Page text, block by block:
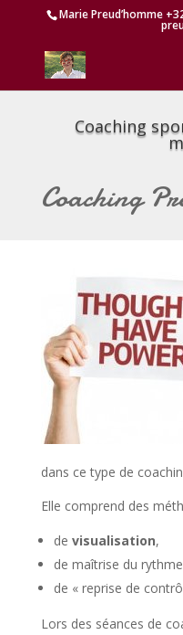
Marie Preud’homme
Coaching
Coaching
dans ce type de
Elle comprend des
de visualisation,
de maîtrise du
de « reprise de
Lors des séances de